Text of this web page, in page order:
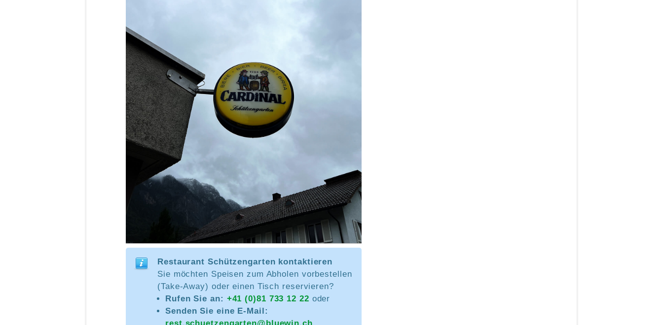
Restaurant Schützengarten kontaktieren
Sie möchten Speisen zum Abholen vorbestellen
(Take-Away) oder einen Tisch reservieren?
Rufen Sie an: +41 (0)81 733 12 22 oder
Senden Sie eine E-Mail:
rest.schuetzengarten@bluewin.ch